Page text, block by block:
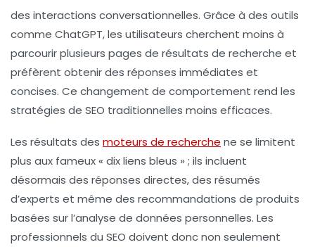
des interactions conversationnelles. Grâce à des outils
comme ChatGPT, les utilisateurs cherchent moins à
parcourir plusieurs pages de résultats de recherche et
préfèrent obtenir des réponses immédiates et
concises. Ce changement de comportement rend les
stratégies de SEO traditionnelles moins efficaces.
Les résultats des moteurs de recherche ne se limitent
plus aux fameux« dix liens bleus » ; ils incluent
désormais des réponses directes, des résumés
d’experts et même des recommandations de produits
basées sur l’analyse de données personnelles. Les
professionnels du SEO doivent donc non seulement